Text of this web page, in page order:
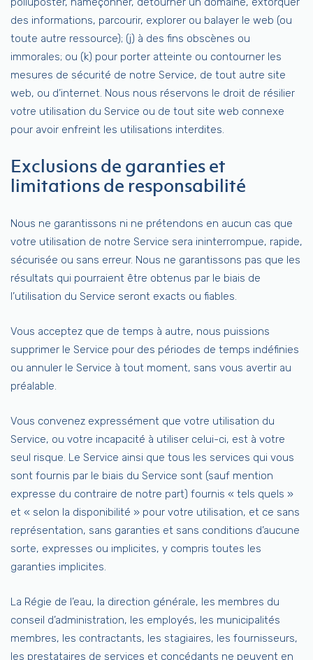
des informations, parcourir, explorer ou balayer le web (ou
toute autre ressource); (j) à des fins obscènes ou
immorales; ou (k) pour porter atteinte ou contourner les
mesures de sécurité de notre Service, de tout autre site
web, ou d’internet. Nous nous réservons le droit de résilier
votre utilisation du Service ou de tout site web connexe
pour avoir enfreint les utilisations interdites.
Exclusions de garanties et
limitations de responsabilité
Nous ne garantissons ni ne prétendons en aucun cas que
votre utilisation de notre Service sera ininterrompue, rapide,
sécurisée ou sans erreur. Nous ne garantissons pas que les
résultats qui pourraient être obtenus par le biais de
l’utilisation du Service seront exacts ou fiables.
Vous acceptez que de temps à autre, nous puissions
supprimer le Service pour des périodes de temps indéfinies
ou annuler le Service à tout moment, sans vous avertir au
préalable.
Vous convenez expressément que votre utilisation du
Service, ou votre incapacité à utiliser celui-ci, est à votre
seul risque. Le Service ainsi que tous les services qui vous
sont fournis par le biais du Service sont (sauf mention
expresse du contraire de notre part) fournis « tels quels »
et « selon la disponibilité » pour votre utilisation, et ce sans
représentation, sans garanties et sans conditions d’aucune
sorte, expresses ou implicites, y compris toutes les
garanties implicites.
La Régie de l’eau, la direction générale, les membres du
conseil d’administration, les employés, les municipalités
membres, les contractants, les stagiaires, les fournisseurs,
les prestataires de services et concédants ne peuvent en